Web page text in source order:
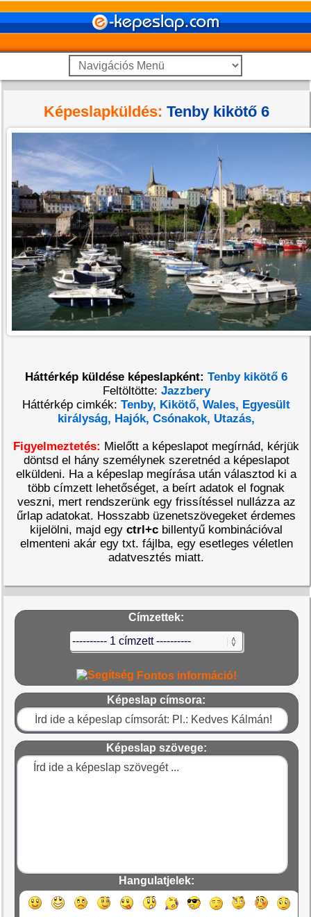
Képeslapküldés: Tenby kikötő 6
Háttérkép küldése képeslapként:Tenby kikötő 6
Feltöltötte: Jazzbery
Háttérkép cimkék:Tenby, Kikötő, Wales, Egyesült
királyság, Hajók, Csónakok, Utazás,
Figyelmeztetés: Mielőtt a képeslapot megírnád, kérjük
döntsd el hány személynek szeretnéd a képeslapot
elküldeni. Ha a képeslap megírása után választod ki a
több címzett lehetőséget, a beírt adatok el fognak
veszni, mert rendszerünk egy frissítéssel nullázza az
űrlap adatokat. Hosszabb üzenetszövegeket érdemes
kijelölni, majd egyctrl+c billentyű kombinációval
elmenteni akár egy txt. fájlba, egy esetleges véletlen
adatvesztés miatt.
Címzettek:
Fontos információ!
Képeslap címsora:
Képeslap szövege:
Hangulatjelek: